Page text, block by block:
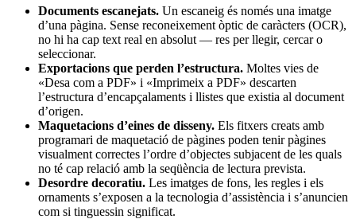
Documents escanejats. Un escaneig és només una imatge
d’una pàgina. Sense reconeixement òptic de caràcters (OCR),
no hi ha cap text real en absolut — res per llegir, cercar o
seleccionar.
Exportacions que perden l’estructura. Moltes vies de
«Desa com a PDF» i «Imprimeix a PDF» descarten
l’estructura d’encapçalaments i llistes que existia al document
d’origen.
Maquetacions d’eines de disseny. Els fitxers creats amb
programari de maquetació de pàgines poden tenir pàgines
visualment correctes l’ordre d’objectes subjacent de les quals
no té cap relació amb la seqüència de lectura prevista.
Desordre decoratiu. Les imatges de fons, les regles i els
ornaments s’exposen a la tecnologia d’assistència i s’anuncien
com si tinguessin significat.